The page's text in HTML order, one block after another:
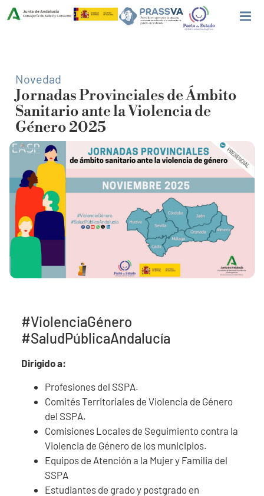
Novedad
Jornadas Provinciales de Ámbito
Sanitario ante la Violencia de
Género 2025
#ViolenciaGénero
#SaludPúblicaAndalucía
Dirigido a:
Profesiones del SSPA.
Comités Territoriales de Violencia de Género
del SSPA.
Comisiones Locales de Seguimiento contra la
Violencia de Género de los municipios.
Equipos de Atención a la Mujer y Familia del
SSPA
Estudiantes de grado y postgrado en